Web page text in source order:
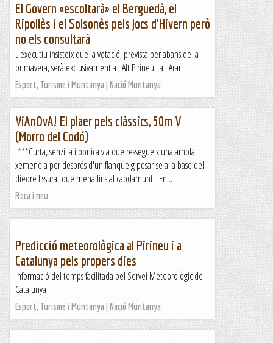
El Govern «escoltarà» el Berguedà, el
Ripollès i el Solsonès pels Jocs d'Hivern però
no els consultarà
L'executiu insisteix que la votació, prevista per abans de la
primavera, serà exclusivament a l'Alt Pirineu i a l'Aran
Esport, Turisme i Muntanya | Nació Muntanya
ViAnOvA! El plaer pels clàssics, 50m V
(Morro del Codó)
***Curta, senzilla i bonica via que ressegueix una ampla
xemeneia per després d'un flanqueig posar-se a la base del
diedre fissurat que mena fins al capdamunt. En...
Roca i neu
Predicció meteorològica al Pirineu i a
Catalunya pels propers dies
Informació del temps facilitada pel Servei Meteorològic de
Catalunya
Esport, Turisme i Muntanya | Nació Muntanya